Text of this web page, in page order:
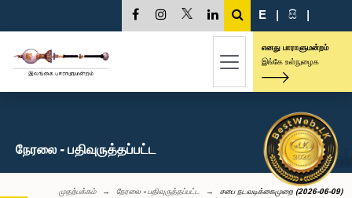
E | සි |
எனது பாராளுமன்றம்
இங்கே உள்நுழைக
நேரலை - பதிவுருத்தப்பட்ட
முதற்பக்கம் நேரலை - பதிவுருத்தப்பட்ட சபை நடவடிக்கைமுறை (2026-06-09)